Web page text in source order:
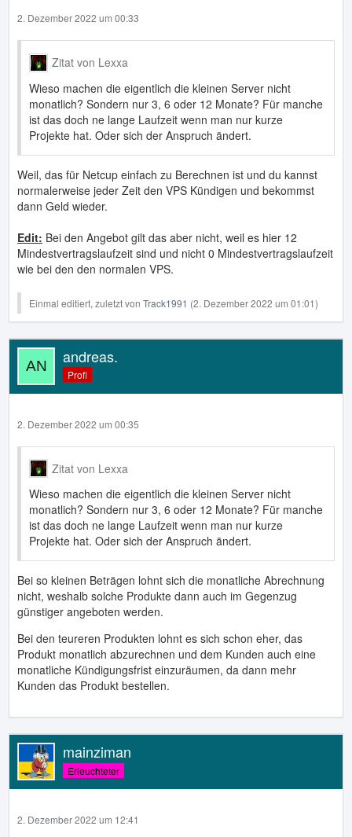
2. Dezember 2022 um 00:33
Zitat von Lexxa
Wieso machen die eigentlich die kleinen Server nicht
monatlich? Sondern nur 3, 6 oder 12 Monate? Für manche
ist das doch ne lange Laufzeit wenn man nur kurze
Projekte hat. Oder sich der Anspruch ändert.
Weil, das für Netcup einfach zu Berechnen ist und du kannst
normalerweise jeder Zeit den VPS Kündigen und bekommst
dann Geld wieder.
Edit: Bei den Angebot gilt das aber nicht, weil es hier 12
Mindestvertragslaufzeit sind und nicht 0 Mindestvertragslaufzeit
wie bei den den normalen VPS.
Einmal editiert, zuletzt von Track1991 (2. Dezember 2022 um 01:01)
andreas.
Profi
2. Dezember 2022 um 00:35
Zitat von Lexxa
Wieso machen die eigentlich die kleinen Server nicht
monatlich? Sondern nur 3, 6 oder 12 Monate? Für manche
ist das doch ne lange Laufzeit wenn man nur kurze
Projekte hat. Oder sich der Anspruch ändert.
Bei so kleinen Beträgen lohnt sich die monatliche Abrechnung
nicht, weshalb solche Produkte dann auch im Gegenzug
günstiger angeboten werden.
Bei den teureren Produkten lohnt es sich schon eher, das
Produkt monatlich abzurechnen und dem Kunden auch eine
monatliche Kündigungsfrist einzuräumen, da dann mehr
Kunden das Produkt bestellen.
mainziman
Erleuchteter
2. Dezember 2022 um 12:41